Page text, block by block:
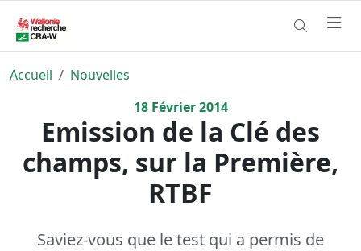
Accueil
Nouvelles
18Février2014
Emission de la Clé des
champs, sur la Première,
RTBF
Saviez-vous que le test qui a permis de